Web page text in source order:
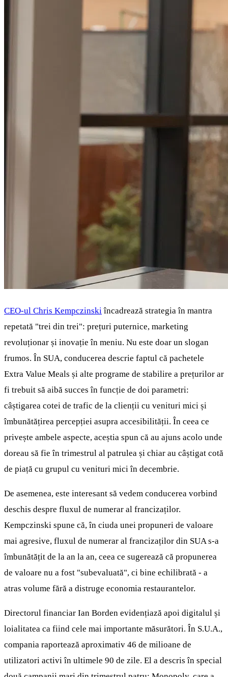
CEO-ul Chris Kempczinskiîncadrează strategia în mantra
repetată "trei din trei": prețuri puternice, marketing
revoluționar și inovație în meniu. Nu este doar un slogan
frumos. În SUA, conducerea descrie faptul că pachetele
Extra Value Meals și alte programe de stabilire a prețurilor ar
fi trebuit să aibă succes în funcție de doi parametri:
câștigarea cotei de trafic de la clienții cu venituri mici și
îmbunătățirea percepției asupra accesibilității. În ceea ce
privește ambele aspecte, aceștia spun că au ajuns acolo unde
doreau să fie în trimestrul al patrulea și chiar au câștigat cotă
de piață cu grupul cu venituri mici în decembrie.
De asemenea, este interesant să vedem conducerea vorbind
deschis despre fluxul de numerar al francizaților.
Kempczinski spune că, în ciuda unei propuneri de valoare
mai agresive, fluxul de numerar al francizaților din SUA s-a
îmbunătățit de la an la an, ceea ce sugerează că propunerea
de valoare nu a fost "subevaluată", ci bine echilibrată - a
atras volume fără a distruge economia restaurantelor.
Directorul financiar Ian Borden evidențiază apoi digitalul și
loialitatea ca fiind cele mai importante măsurători. În S.U.A.,
compania raportează aproximativ 46 de milioane de
utilizatori activi în ultimele 90 de zile. El a descris în special